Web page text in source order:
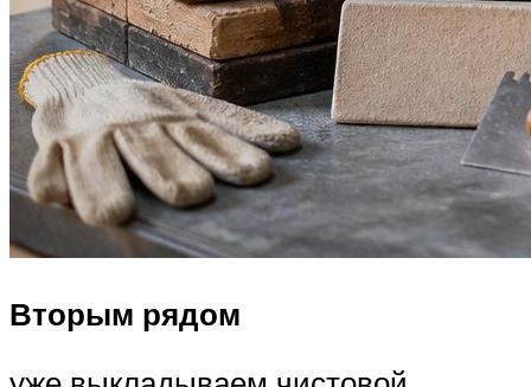
Вторым рядом